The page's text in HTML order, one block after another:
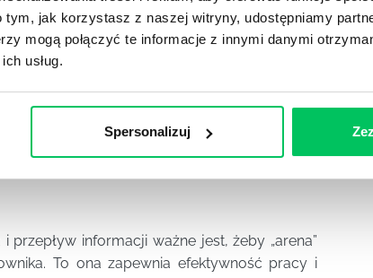
jak korzystasz z naszej witryny, udostępniamy
mogą połączyć te informacje z innymi danymi
usług.
Spersonalizuj
stając się trwałym elementem
pracownika – jego mocnych i słabych
sposobów. Są to m.in.:
informacji ważne jest, żeby „arena”
To ona zapewnia efektywność pracy i